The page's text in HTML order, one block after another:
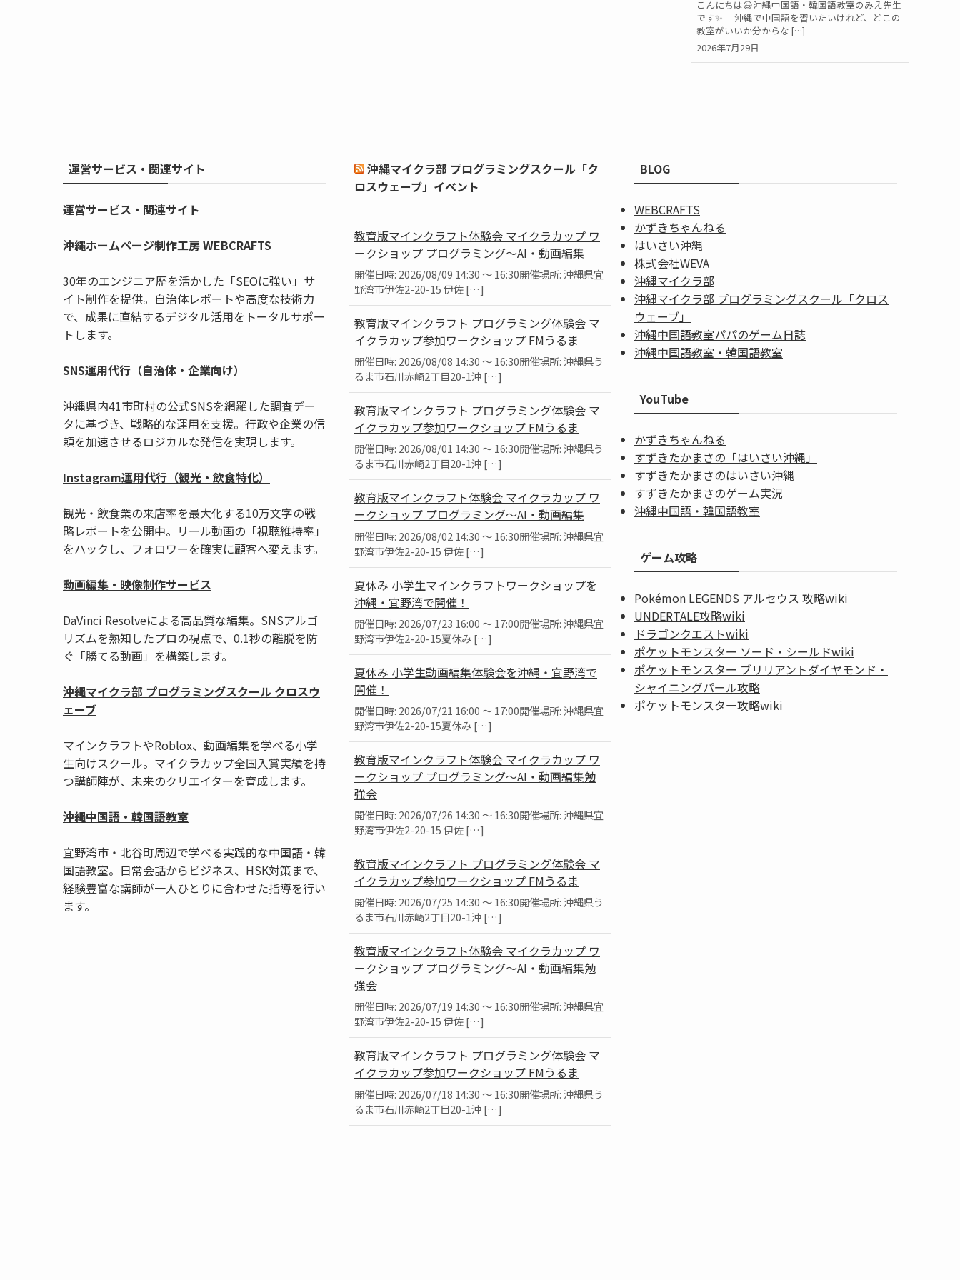
2026年7月29日
こんにちは😃沖縄中国語・韓国語教室のみえ先生
です✨ 「沖縄で中国語を習いたいけれど、どこの
教室がいいか分からな […]
運営サービス・関連サイト
運営サービス・関連サイト
沖縄ホームページ制作工房 WEBCRAFTS
30年のエンジニア歴を活かした「SEOに強い」サ
イト制作を提供。自治体レポートや高度な技術力
で、成果に直結するデジタル活用をトータルサポー
トします。
SNS運用代行（自治体・企業向け）
沖縄県内41市町村の公式SNSを網羅した調査デー
タに基づき、戦略的な運用を支援。行政や企業の信
頼を加速させるロジカルな発信を実現します。
Instagram運用代行（観光・飲食特化）
観光・飲食業の来店率を最大化する10万文字の戦
略レポートを公開中。リール動画の「視聴維持率」
をハックし、フォロワーを確実に顧客へ変えます。
動画編集・映像制作サービス
DaVinci Resolveによる高品質な編集。SNSアルゴ
リズムを熟知したプロの視点で、0.1秒の離脱を防
ぐ「勝てる動画」を構築します。
沖縄マイクラ部 プログラミングスクール クロスウ
ェーブ
マインクラフトやRoblox、動画編集を学べる小学
生向けスクール。マイクラカップ全国入賞実績を持
つ講師陣が、未来のクリエイターを育成します。
沖縄中国語・韓国語教室
宜野湾市・北谷町周辺で学べる実践的な中国語・韓
国語教室。日常会話からビジネス、HSK対策まで、
経験豊富な講師が一人ひとりに合わせた指導を行い
ます。
沖縄マイクラ部 プログラミングスクール「ク
ロスウェーブ」イベント
教育版マインクラフト体験会 マイクラカップ ワ
ークショップ プログラミング～AI・動画編集
開催日時: 2026/08/09 14:30 ～ 16:30開催場所: 沖縄県宜
野湾市伊佐2-20-15 伊佐 […]
教育版マインクラフト プログラミング体験会 マ
イクラカップ参加ワークショップ FMうるま
開催日時: 2026/08/08 14:30 ～ 16:30開催場所: 沖縄県う
るま市石川赤崎2丁目20-1沖 […]
教育版マインクラフト プログラミング体験会 マ
イクラカップ参加ワークショップ FMうるま
開催日時: 2026/08/01 14:30 ～ 16:30開催場所: 沖縄県う
るま市石川赤崎2丁目20-1沖 […]
教育版マインクラフト体験会 マイクラカップ ワ
ークショップ プログラミング～AI・動画編集
開催日時: 2026/08/02 14:30 ～ 16:30開催場所: 沖縄県宜
野湾市伊佐2-20-15 伊佐 […]
夏休み 小学生マインクラフトワークショップを
沖縄・宜野湾で開催！
開催日時: 2026/07/23 16:00 ～ 17:00開催場所: 沖縄県宜
野湾市伊佐2-20-15夏休み […]
夏休み 小学生動画編集体験会を沖縄・宜野湾で
開催！
開催日時: 2026/07/21 16:00 ～ 17:00開催場所: 沖縄県宜
野湾市伊佐2-20-15夏休み […]
教育版マインクラフト体験会 マイクラカップ ワ
ークショップ プログラミング～AI・動画編集勉
強会
開催日時: 2026/07/26 14:30 ～ 16:30開催場所: 沖縄県宜
野湾市伊佐2-20-15 伊佐 […]
教育版マインクラフト プログラミング体験会 マ
イクラカップ参加ワークショップ FMうるま
開催日時: 2026/07/25 14:30 ～ 16:30開催場所: 沖縄県う
るま市石川赤崎2丁目20-1沖 […]
教育版マインクラフト体験会 マイクラカップ ワ
ークショップ プログラミング～AI・動画編集勉
強会
開催日時: 2026/07/19 14:30 ～ 16:30開催場所: 沖縄県宜
野湾市伊佐2-20-15 伊佐 […]
教育版マインクラフト プログラミング体験会 マ
イクラカップ参加ワークショップ FMうるま
開催日時: 2026/07/18 14:30 ～ 16:30開催場所: 沖縄県う
るま市石川赤崎2丁目20-1沖 […]
BLOG
WEBCRAFTS
かずきちゃんねる
はいさい沖縄
株式会社WEVA
沖縄マイクラ部
沖縄マイクラ部 プログラミングスクール「クロス
ウェーブ」
沖縄中国語教室パパのゲーム日誌
沖縄中国語教室・韓国語教室
YouTube
かずきちゃんねる
すずきたかまさの「はいさい沖縄」
すずきたかまさのはいさい沖縄
すずきたかまさのゲーム実況
沖縄中国語・韓国語教室
ゲーム攻略
Pokémon LEGENDS アルセウス 攻略wiki
UNDERTALE攻略wiki
ドラゴンクエストwiki
ポケットモンスター ソード・シールドwiki
ポケットモンスター ブリリアントダイヤモンド・
シャイニングパール攻略
ポケットモンスター攻略wiki